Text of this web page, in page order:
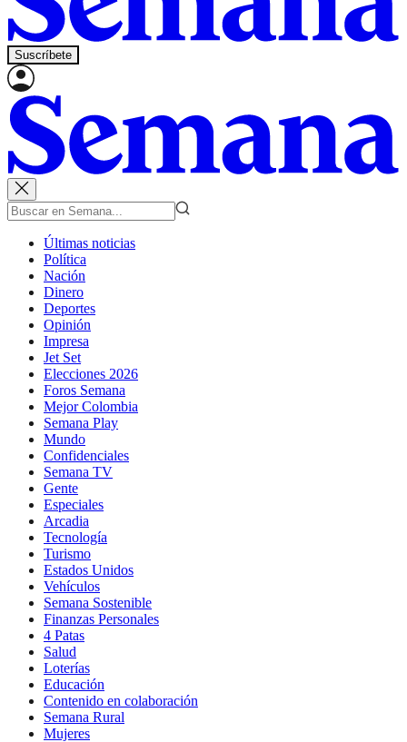
Suscríbete
Últimas noticias
Política
Nación
Dinero
Deportes
Opinión
Impresa
Jet Set
Elecciones 2026
Foros Semana
Mejor Colombia
Semana Play
Mundo
Confidenciales
Semana TV
Gente
Especiales
Arcadia
Tecnología
Turismo
Estados Unidos
Vehículos
Semana Sostenible
Finanzas Personales
4 Patas
Salud
Loterías
Educación
Contenido en colaboración
Semana Rural
Mujeres